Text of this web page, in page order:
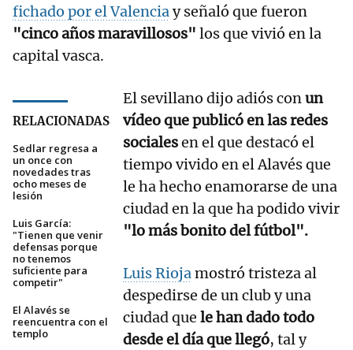
fichado por el Valenciay señaló que fueron
"cinco años maravillosos" los que vivió en la
capital vasca.
RELACIONADAS
Sedlar regresa a
un once con
novedades tras
ocho meses de
lesión
Luis García:
"Tienen que venir
defensas porque
no tenemos
suficiente para
competir"
El Alavés se
reencuentra con el
templo
El sevillano dijo adiós conun
vídeo que publicó en las redes
socialesen el que destacó el
tiempo vivido en el Alavés que
le ha hecho enamorarse de una
ciudad en la que ha podido vivir
"lo más bonito del fútbol".
Luis Riojamostró tristeza al
despedirse de un club y una
ciudad que le han dado todo
desde el día que llegó, tal y